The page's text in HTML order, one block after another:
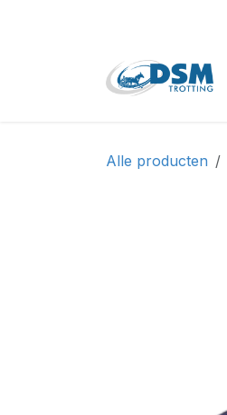
Alle producten